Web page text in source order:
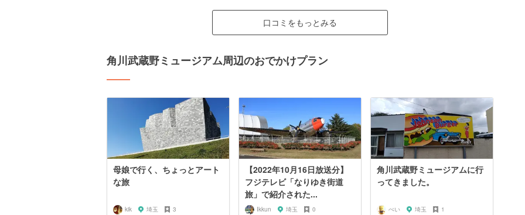
口コミをもっとみる
角川武蔵野ミュージアム周辺のおでかけプラン
母娘で行く、ちょっとアート
な旅
kik 埼玉 3
【2022年10月16日放送分】
フジテレビ「なりゆき街道
旅」で紹介された...
Ikkun 埼玉 0
角川武蔵野ミュージアムに行
ってきました。
ぺい 埼玉 1